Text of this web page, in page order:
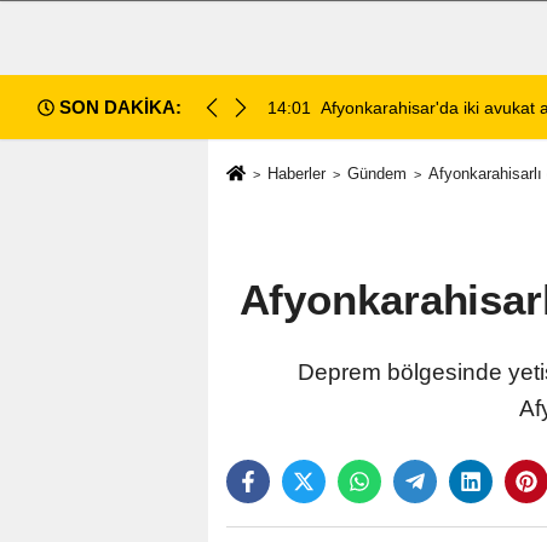
SON DAKİKA:
kavga: 1 ağır yaralı 13:28 Emirdağ Devlet
Haberler Gündem
Deprem bölgesinde